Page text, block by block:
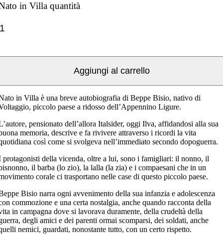
in Villa quantità
Aggiungi al carrello
in Villa è una breve autobiografia di Beppe Bisio, nativo di
piccolo paese a ridosso dell’Appennino Ligure.
pensionato dell’allora Italsider, oggi Ilva, affidandosi alla sua
memoria, descrive e fa rivivere attraverso i ricordi la vita
così come si svolgeva nell’immediato secondo dopoguerra.
protagonisti della vicenda, oltre a lui, sono i famigliari: il nonno, il
il barba (lo zio), la lalla (la zia) e i compaesani che in un
corale ci trasportano nelle case di questo piccolo paese.
Bisio narra ogni avvenimento della sua infanzia e adolescenza
commozione e una certa nostalgia, anche quando racconta della
in campagna dove si lavorava duramente, della crudeltà della
degli amici e dei parenti ormai scomparsi, dei soldati, anche
nemici, guardati, nonostante tutto, con un certo rispetto.